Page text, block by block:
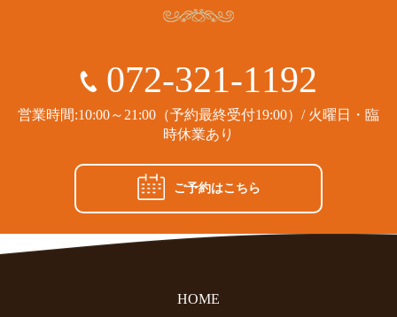
072-321-1192
営業時間:10:00～21:00（予約最終受付19:00）/ 火曜日・臨
時休業あり
ご予約はこちら
HOME